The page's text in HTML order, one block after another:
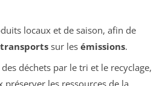
locaux et de saison, afin de
transportssur les émissions.
déchets par le tri et le recyclage,
les ressources de la